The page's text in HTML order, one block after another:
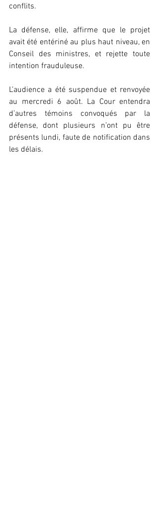
conflits.
La défense, elle, affirme que le projet
avait été entériné au plus haut niveau, en
Conseil des ministres, et rejette toute
intention frauduleuse.
L’audience a été suspendue et renvoyée
au mercredi 6 août. La Cour entendra
d’autres témoins convoqués par la
défense, dont plusieurs n’ont pu être
présents lundi, faute de notification dans
les délais.